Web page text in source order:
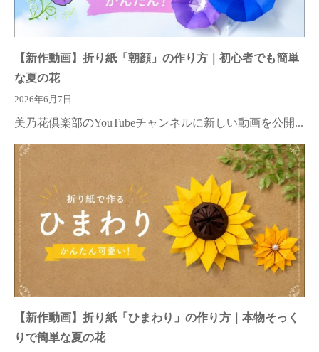
【新作動画】折り紙「朝顔」の作り方｜初心者でも簡単
な夏の花
2026年6月7日
美乃花倶楽部のYouTubeチャンネルに新しい動画を公開...
【新作動画】折り紙「ひまわり」の作り方｜本物そっく
りで簡単な夏の花